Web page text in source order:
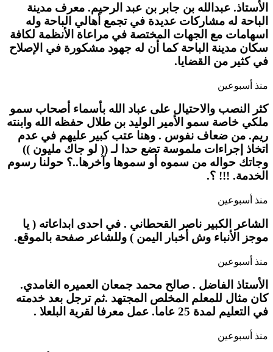
الأستاذ. عبدالله بن جابر بن عبد الرحيم. معرف مدينة
الباحة له مشاركات عديدة في تجمع أهالي الباحة وله
اسهامات مع الجهات المختصة في مراعاة الأنظمة لكافة
سكان مدينة الباحة كما أن له جهود مشكورة في الإصلاح
في كثير من القضايا.
منذ أسبوعين
كثر النصب والاحتيال على عباد الله بأسماء أصحاب سمو
ملكي خاصة سمو الأمير الوليد بن طلال حفظه الله وابنته
ريم. من ضعاف نفوس . وهنا عتب كبير عليهم في عدم
اتخاذ إجراءات ملموسة تضع حدا لـ (( لو جاك مليون ))
وجاتك حواله من سموه أو سموها وآخرها..؟ حولنا رسوم
الخدمة. !!! ؟.
منذ أسبوعين
الشاعر الكبير ناصر القحطاني . في احدى ابداعاته ( يا
موجز الأنباء وش أخبار اليمن ) وللشاعر صفحة بالموقع.
منذ أسبوعين
الأستاذ الفاضل . صالح محمد جمعان العميره الغامدي.
كان مثال للمعلم المخلص المجتهد .ثم ترجل بعد خدمته
في التعليم لمدة 25 عاما. عمل معرفا لقرية البلعلا .
منذ أسبوعين